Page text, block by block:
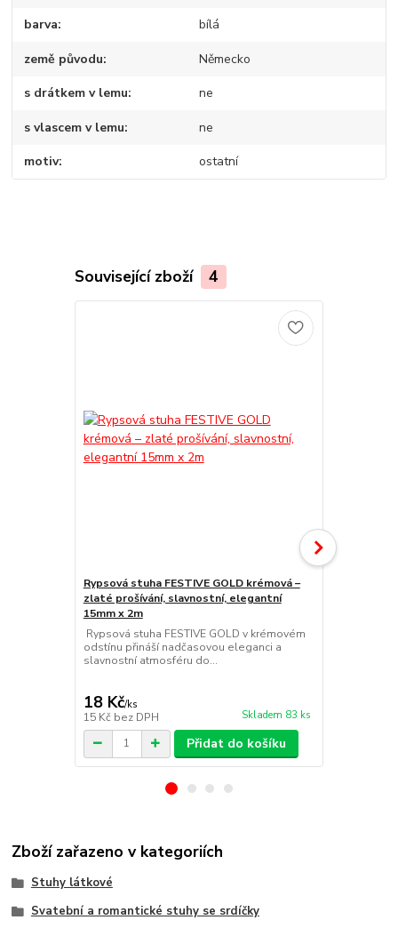
barva bílá
země původu Německo
s drátkem v lemu ne
s vlascem v lemu ne
motiv ostatní
Související zboží 4
Rypsová stuha FESTIVE GOLD krémová –
zlaté prošívání, slavnostní, elegantní
15mm x 2m
Rypsová stuha FESTIVE GOLD v krémovém
odstínu přináší nadčasovou eleganci a
slavnostní atmosféru do...
18 Kč/ks
15 Kč bez DPH Skladem 83 ks
Přidat do košíku
Zboží zařazeno v kategoriích
Stuhy látkové
Svatební a romantické stuhy se srdíčky